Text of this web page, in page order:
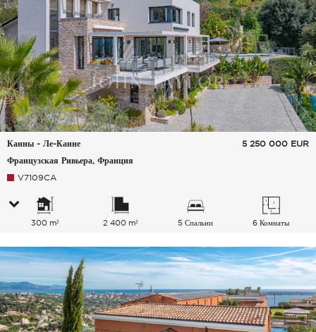
Канны - Ле-Канне
Французская Ривьера, Франция
5 250 000 EUR
V7109CA
300 m² 2 400 m² 5 Спальни 6 Комнаты